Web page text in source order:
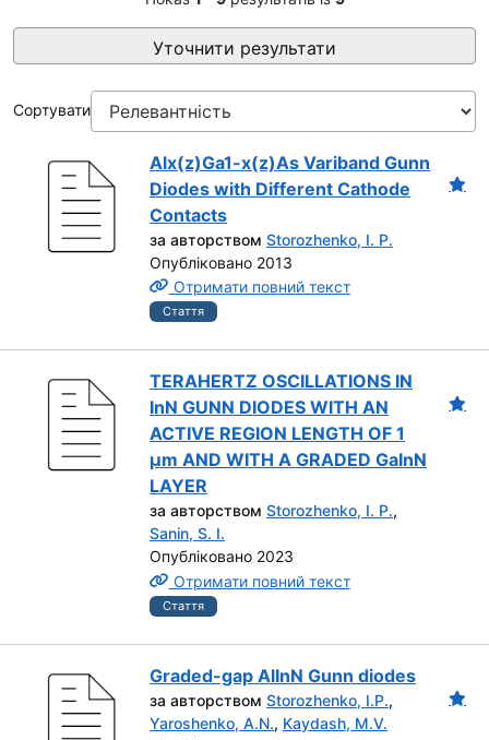
Уточнити результати
Сортувати
Alx(z)Ga1-x(z)As Variband Gunn
Diodes with Different Cathode
Contacts
за авторством Storozhenko, I. P.
Опубліковано 2013
Отримати повний текст
Стаття
TERAHERTZ OSCILLATIONS IN
InN GUNN DIODES WITH AN
ACTIVE REGION LENGTH OF 1
μm AND WITH A GRADED GaInN
LAYER
за авторством Storozhenko, I. P.,
Sanin, S. I.
Опубліковано 2023
Отримати повний текст
Стаття
Graded-gap AlInN Gunn diodes
за авторством Storozhenko, I.P.,
Yaroshenko, A.N., Kaydash, M.V.